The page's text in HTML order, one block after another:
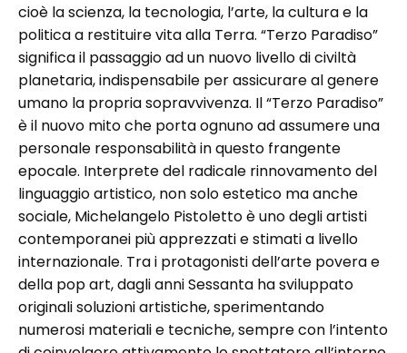
cioè la scienza, la tecnologia, l’arte, la cultura e la
politica a restituire vita alla Terra. “Terzo Paradiso”
significa il passaggio ad un nuovo livello di civiltà
planetaria, indispensabile per assicurare al genere
umano la propria sopravvivenza. Il “Terzo Paradiso”
è il nuovo mito che porta ognuno ad assumere una
personale responsabilità in questo frangente
epocale. Interprete del radicale rinnovamento del
linguaggio artistico, non solo estetico ma anche
sociale, Michelangelo Pistoletto è uno degli artisti
contemporanei più apprezzati e stimati a livello
internazionale. Tra i protagonisti dell’arte povera e
della pop art, dagli anni Sessanta ha sviluppato
originali soluzioni artistiche, sperimentando
numerosi materiali e tecniche, sempre con l’intento